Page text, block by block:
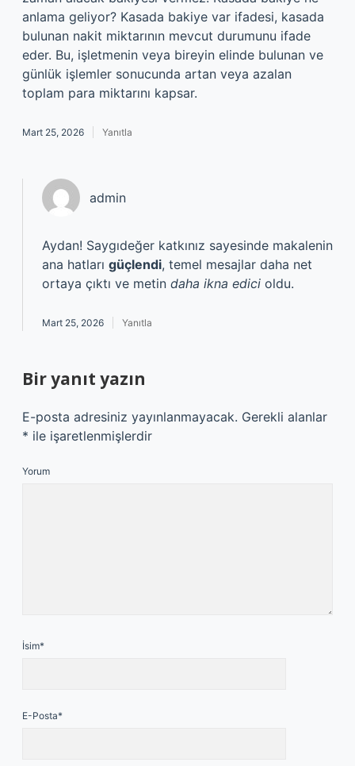
anlama geliyor? Kasada bakiye var ifadesi, kasada
bulunan nakit miktarının mevcut durumunu ifade
eder. Bu, işletmenin veya bireyin elinde bulunan ve
günlük işlemler sonucunda artan veya azalan
toplam para miktarını kapsar.
Mart 25, 2026 Yanıtla
admin
Aydan! Saygıdeğer katkınız sayesinde makalenin
ana hatları güçlendi, temel mesajlar daha net
ortaya çıktı ve metin daha ikna edici oldu.
Mart 25, 2026 Yanıtla
Bir yanıt yazın
E-posta adresiniz yayınlanmayacak. Gerekli alanlar
* ile işaretlenmişlerdir
Yorum
İsim*
E-Posta*